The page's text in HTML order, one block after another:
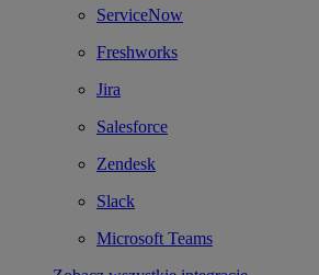
ServiceNow
Freshworks
Jira
Salesforce
Zendesk
Slack
Microsoft Teams